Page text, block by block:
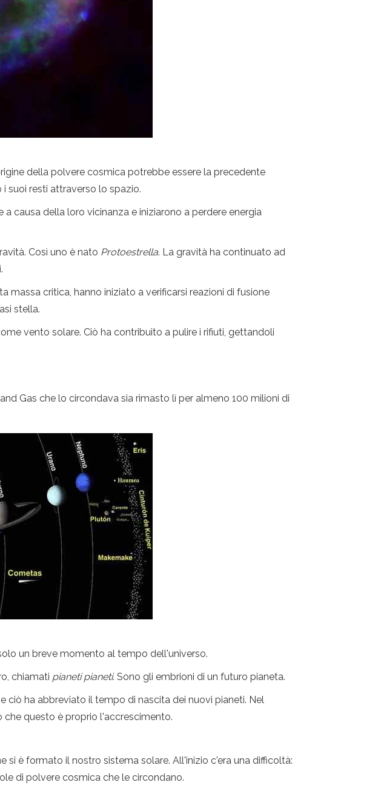
della polvere cosmica potrebbe essere la precedente
suoi resti attraverso lo spazio.
causa della loro vicinanza e iniziarono a perdere energia
Così uno è nato Protoestrella. La gravità ha continuato ad
critica, hanno iniziato a verificarsi reazioni di fusione
stella.
vento solare. Ciò ha contribuito a pulire i rifiuti, gettandoli
Gas che lo circondava sia rimasto lì per almeno 100 milioni di
un breve momento al tempo dell'universo.
chiamati pianeti pianeti. Sono gli embrioni di un futuro pianeta.
ciò ha abbreviato il tempo di nascita dei nuovi pianeti. Nel
questo è proprio l'accrescimento.
è formato il nostro sistema solare. All'inizio c'era una difficoltà:
di polvere cosmica che le circondano.